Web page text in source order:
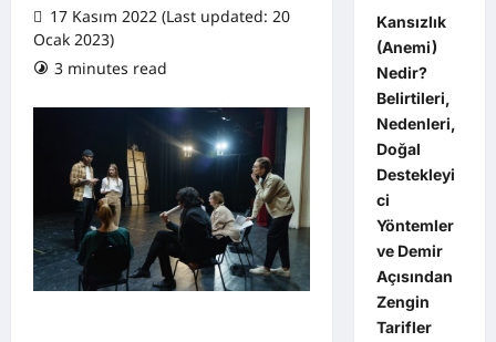
17 Kasım 2022 (Last updated: 20
Ocak 2023)
3 minutes read
Kansızlık
(Anemi)
Nedir?
Belirtileri,
Nedenleri,
Doğal
Destekleyi
ci
Yöntemler
ve Demir
Açısından
Zengin
Tarifler